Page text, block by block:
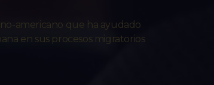
americano que ha ayudado
en sus procesos migratorios